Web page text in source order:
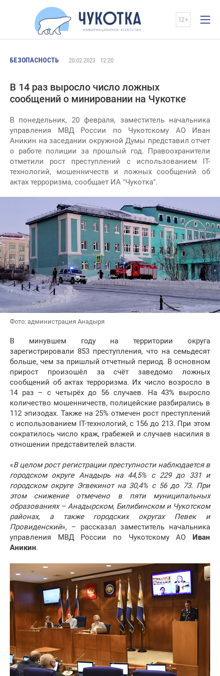
БЕЗОПАСНОСТЬ 20.02.2023 12:20
В 14 раз выросло число ложных
сообщений о минировании на Чукотке
В понедельник, 20 февраля, заместитель начальника
управления МВД России по Чукотскому АО Иван
Аникин на заседании окружной Думы представил отчет
о работе полиции за прошлый год. Правоохранители
отметили рост преступлений с использованием IT-
технологий, мошенничеств и ложных сообщений об
актах терроризма, сообщает ИА "Чукотка".
Фото: администрация Анадыря
В минувшем году на территории округа
зарегистрировали 853 преступления, что на семьдесят
больше, чем за пришлый отчетный период. В основном
прирост произошёл за счёт заведомо ложных
сообщений об актах терроризма. Их число возросло в
14 раз – с четырёх до 56 случаев. На 43% выросло
количество мошенничеств, полицейские разбирались в
112 эпизодах. Также на 25% отмечен рост преступлений
с использованием IT-технологий, с 156 до 213. При этом
сократилось число краж, грабежей и случаев насилия в
отношении представителей власти.
«В целом рост регистрации преступности наблюдается в
городском округе Анадырь на 44,5% с 229 до 331 и
городском округе Эгвекинот на 30,4% с 56 до 73. При
этом снижение отмечено в пяти муниципальных
образованиях – Анадырском, Билибинском и Чукотском
районах, а также городских округах Певек и
Провиденский», – рассказал заместитель начальника
управления МВД России по Чукотскому АО Иван
Аникин.